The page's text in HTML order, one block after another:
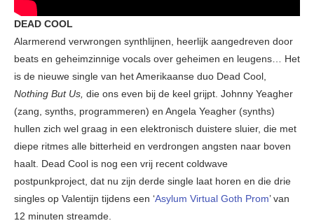
DEAD COOL
Alarmerend verwrongen synthlijnen, heerlijk aangedreven door
beats en geheimzinnige vocals over geheimen en leugens… Het
is de nieuwe single van het Amerikaanse duo Dead Cool,
Nothing But Us, die ons even bij de keel grijpt. Johnny Yeagher
(zang, synths, programmeren) en Angela Yeagher (synths)
hullen zich wel graag in een elektronisch duistere sluier, die met
diepe ritmes alle bitterheid en verdrongen angsten naar boven
haalt. Dead Cool is nog een vrij recent coldwave
postpunkproject, dat nu zijn derde single laat horen en die drie
singles op Valentijn tijdens een ‘Asylum Virtual Goth Prom’ van
12 minuten streamde.